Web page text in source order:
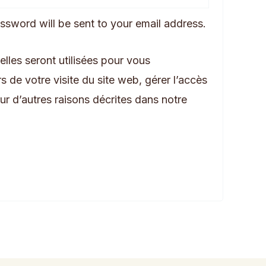
will be sent to your email address.
seront utilisées pour vous
de votre visite du site web, gérer l’accès
d’autres raisons décrites dans notre